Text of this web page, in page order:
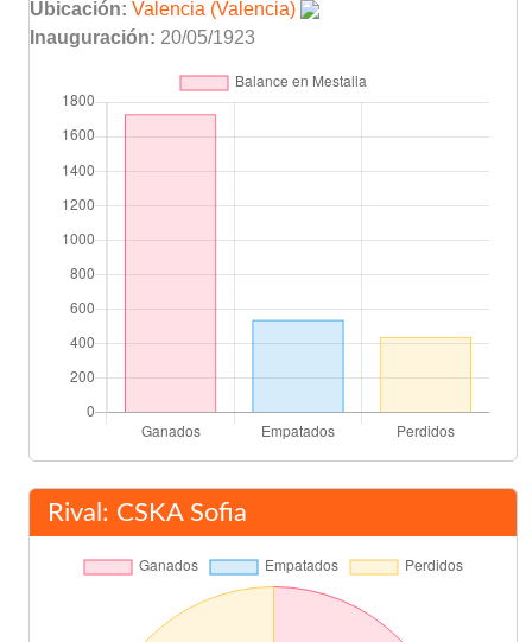
Marachciev
61'
64'
Nando Martínez
R. Dimitrov
71'
Fernando Gómez
Asist: Nando Martínez
84'
Ubicación: Valencia (Valencia)
Inauguración: 20/05/1923
Rival: CSKA Sofia